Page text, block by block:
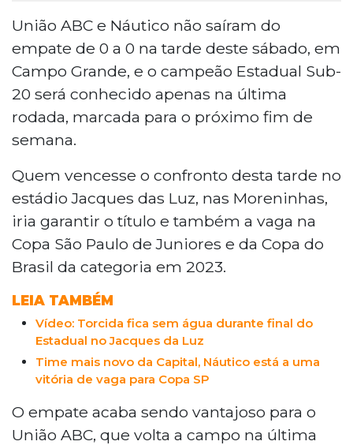
União ABC e Náutico não saíram do
empate de 0 a 0 na tarde deste sábado, em
Campo Grande, e o campeão Estadual Sub-
20 será conhecido apenas na última
rodada, marcada para o próximo fim de
semana.
Quem vencesse o confronto desta tarde no
estádio Jacques das Luz, nas Moreninhas,
iria garantir o título e também a vaga na
Copa São Paulo de Juniores e da Copa do
Brasil da categoria em 2023.
LEIA TAMBÉM
Vídeo: Torcida fica sem água durante final do
Estadual no Jacques da Luz
Time mais novo da Capital, Náutico está a uma
vitória de vaga para Copa SP
O empate acaba sendo vantajoso para o
União ABC, que volta a campo na última